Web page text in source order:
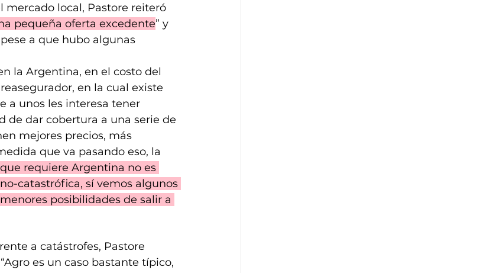
mercado local, Pastore reiteró
pequeña oferta excedente” y
a que hubo algunas
la Argentina, en el costo del
en la cual existe
a unos les interesa tener
de dar cobertura a una serie de
mejores precios, más
que va pasando eso, la
requiere Argentina no es
catastrófica, sí vemos algunos
posibilidades de salir a
a catástrofes, Pastore
es un caso bastante típico,